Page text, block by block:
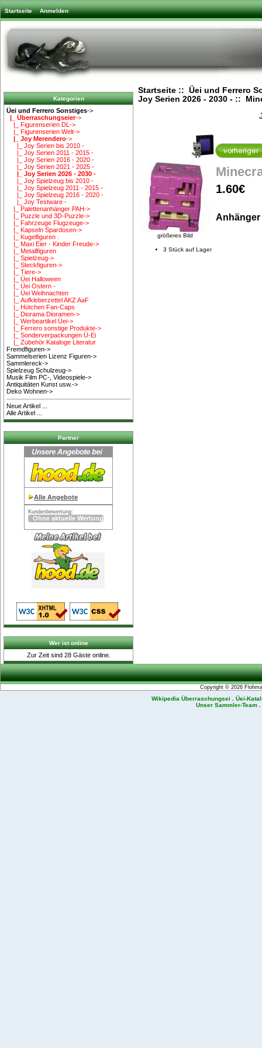
Startseite Anmelden
Kategorien
Üei und Ferrero Sonstiges->
|_ Überraschungseier->
|_ Figurenserien DL->
|_ Figurenserien Welt->
|_ Joy Merendero->
|_ Joy Serien bis 2010 -
|_ Joy Serien 2011 - 2015 -
|_ Joy Serien 2016 - 2020 -
|_ Joy Serien 2021 - 2025 -
|_ Joy Serien 2026 - 2030 -
|_ Joy Spielzeug bis 2010 -
|_ Joy Spielzeug 2011 - 2015 -
|_ Joy Spielzeug 2016 - 2020 -
|_ Joy Testware -
|_ Palettenanhänger PAH->
|_ Puzzle und 3D-Puzzle->
|_ Fahrzeuge Flugzeuge->
|_ Kapseln Spardosen->
|_ Kugelfiguren .
|_ Maxi Eier - Kinder Freude->
|_ Metallfiguren
|_ Spielzeug->
|_ Steckfiguren->
|_ Tiere->
|_ Üei Halloween
|_ Üei Ostern -
|_ Üei Weihnachten
|_ Aufkleberzettel AKZ AaF
|_ Hütchen Fan-Caps
|_ Diorama Dioramen->
|_ Werbeartikel Üei->
|_ Ferrero sonstige Produkte->
|_ Sonderverpackungen Ü-Ei
|_ Zubehör Kataloge Literatur
Fremdfiguren->
Sammelserien Lizenz Figuren->
Sammlereck->
Spielzeug Schulzeug->
Musik Film PC-, Videospiele->
Antiquitäten Kunst usw.->
Deko Wohnen->
Neue Artikel ...
Alle Artikel ...
Partner
Alle Angebote
Kundenbewertung:
Wer ist online
Zur Zeit sind 28 Gäste online.
Startseite:: Üei und Ferrero
Joy Serien 2026 - 2030 -::
größeres Bild
1.60€
Anhänger
3 Stück auf Lager
Copyright © 2026
Wikipedia Überraschungsei
Üei-
Unser Sammler-Team